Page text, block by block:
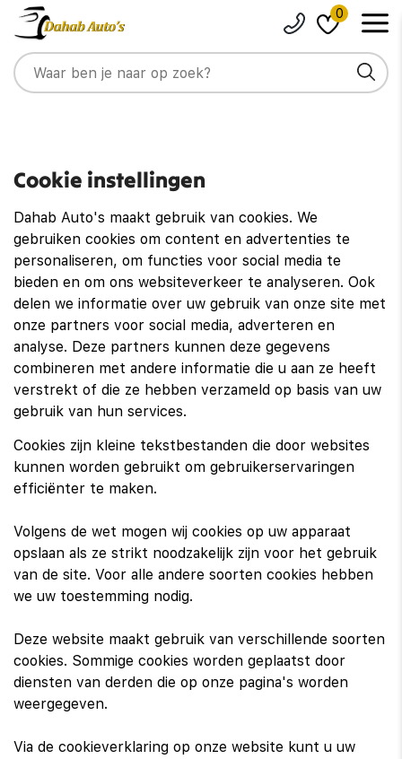
0
Cookie instellingen
Dahab Auto's maakt gebruik van cookies. We
gebruiken cookies om content en advertenties te
personaliseren, om functies voor social media te
bieden en om ons websiteverkeer te analyseren. Ook
delen we informatie over uw gebruik van onze site met
onze partners voor social media, adverteren en
analyse. Deze partners kunnen deze gegevens
combineren met andere informatie die u aan ze heeft
verstrekt of die ze hebben verzameld op basis van uw
gebruik van hun services.
Cookies zijn kleine tekstbestanden die door websites
kunnen worden gebruikt om gebruikerservaringen
efficiënter te maken.
Volgens de wet mogen wij cookies op uw apparaat
opslaan als ze strikt noodzakelijk zijn voor het gebruik
van de site. Voor alle andere soorten cookies hebben
we uw toestemming nodig.
Deze website maakt gebruik van verschillende soorten
cookies. Sommige cookies worden geplaatst door
diensten van derden die op onze pagina's worden
weergegeven.
Via de cookieverklaring op onze website kunt u uw